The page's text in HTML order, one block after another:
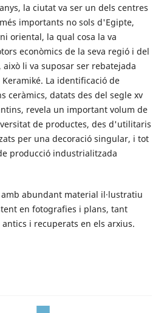
la ciutat va ser un dels centres
importants no sols d'Egipte,
oriental, la qual cosa la va
econòmics de la seva regió i del
això li va suposar ser rebatejada
La identificació de
ceràmics, datats des del segle xv
revela un important volum de
de productes, des d'utilitaris
per una decoració singular, i tot
producció industrialitzada
abundant material il·lustratiu
en fotografies i plans, tant
i recuperats en els arxius.